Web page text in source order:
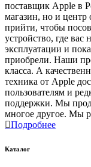
поставщик Apple в
магазин, но и центр
прийти, чтобы
устройство, где вас
эксплуатации и
приобрели. Наши
класса. А
техника от Apple
пользователям и
поддержки. Мы
многое другое. Мы
Подробнее
Каталог